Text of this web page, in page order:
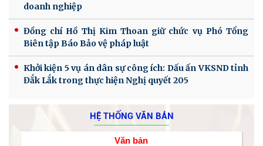
doanh nghiệp
Đồng chí Hồ Thị Kim Thoan giữ chức vụ Phó Tổng
Biên tập Báo Bảo vệ pháp luật
Khởi kiện 5 vụ án dân sự công ích: Dấu ấn VKSND tỉnh
Đắk Lắk trong thực hiện Nghị quyết 205
HỆ THỐNG VĂN BẢN
Văn bản